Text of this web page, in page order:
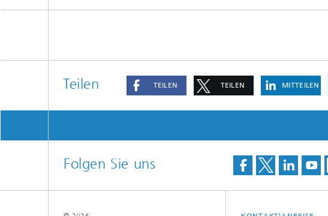
Teilen TEILEN TEILEN MITTEILEN
Folgen Sie uns